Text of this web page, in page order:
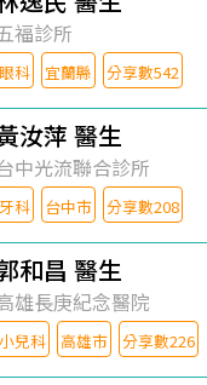
福診所
眼科 宜蘭縣 分享數542
汝萍 醫生
中光流聯合診所
牙科 台中市 分享數208
和昌 醫生
雄長庚紀念醫院
小兒科 高雄市 分享數226